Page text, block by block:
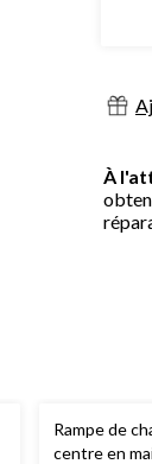
À
Rampe de
centre en